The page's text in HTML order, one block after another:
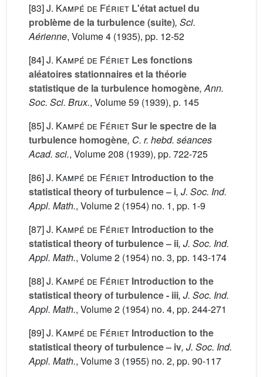
[83]J. Kampé de Fériet L'état actuel du
problème de la turbulence (suite), Sci.
Aérienne, Volume 4 (1935), pp. 12-52
[84]J. Kampé de Fériet Les fonctions
aléatoires stationnaires et la théorie
statistique de la turbulence homogène, Ann.
Soc. Sci. Brux., Volume 59 (1939), p. 145
[85]J. Kampé de FérietSur le spectre de la
turbulence homogène, C. r. hebd. séances
Acad. sci., Volume 208 (1939), pp. 722-725
[86]J. Kampé de Fériet Introduction to the
statistical theory of turbulence – i, J. Soc. Ind.
Appl. Math., Volume 2 (1954) no. 1, pp. 1-9
[87]J. Kampé de Fériet Introduction to the
statistical theory of turbulence – ii, J. Soc. Ind.
Appl. Math., Volume 2 (1954) no. 3, pp. 143-174
[88]J. Kampé de Fériet Introduction to the
statistical theory of turbulence - iii, J. Soc. Ind.
Appl. Math., Volume 2 (1954) no. 4, pp. 244-271
[89]J. Kampé de Fériet Introduction to the
statistical theory of turbulence – iv, J. Soc. Ind.
Appl. Math., Volume 3 (1955) no. 2, pp. 90-117